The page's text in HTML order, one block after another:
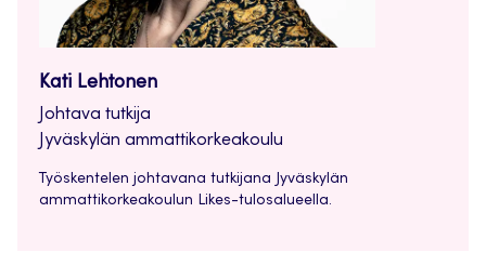
Kati Lehtonen
Johtava tutkija
Jyväskylän ammattikorkeakoulu
Työskentelen johtavana tutkijana Jyväskylän
ammattikorkeakoulun Likes-tulosalueella.